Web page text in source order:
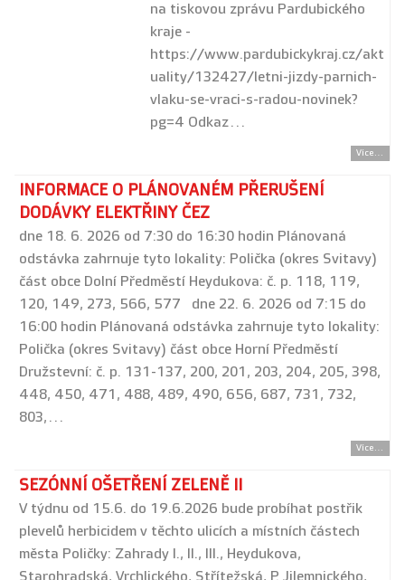
na tiskovou zprávu Pardubického
kraje -
https://www.pardubickykraj.cz/akt
uality/132427/letni-jizdy-parnich-
vlaku-se-vraci-s-radou-novinek?
pg=4 Odkaz…
Více...
INFORMACE O PLÁNOVANÉM PŘERUŠENÍ
DODÁVKY ELEKTŘINY ČEZ
dne 18. 6. 2026 od 7:30 do 16:30 hodin Plánovaná
odstávka zahrnuje tyto lokality: Polička (okres Svitavy)
část obce Dolní Předměstí Heydukova: č. p. 118, 119,
120, 149, 273, 566, 577 dne 22. 6. 2026 od 7:15 do
16:00 hodin Plánovaná odstávka zahrnuje tyto lokality:
Polička (okres Svitavy) část obce Horní Předměstí
Družstevní: č. p. 131-137, 200, 201, 203, 204, 205, 398,
448, 450, 471, 488, 489, 490, 656, 687, 731, 732,
803,…
Více...
SEZÓNNÍ OŠETŘENÍ ZELENĚ II
V týdnu od 15.6. do 19.6.2026 bude probíhat postřik
plevelů herbicidem v těchto ulicích a místních částech
města Poličky: Zahrady I., II., III., Heydukova,